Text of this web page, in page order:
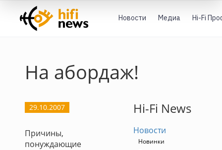
Новости Медиа Hi-Fi
На абордаж!
29.10.2007
Причины,
понуждающие
Hi-Fi News
Новости
Новинки